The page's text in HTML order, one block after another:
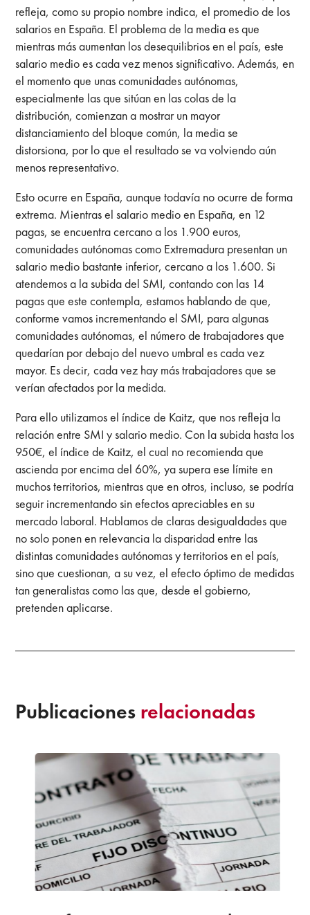
refleja, como su propio nombre indica, el promedio de los
salarios en España. El problema de la media es que
mientras más aumentan los desequilibrios en el país, este
salario medio es cada vez menos significativo. Además, en
el momento que unas comunidades autónomas,
especialmente las que sitúan en las colas de la
distribución, comienzan a mostrar un mayor
distanciamiento del bloque común, la media se
distorsiona, por lo que el resultado se va volviendo aún
menos representativo.
Esto ocurre en España, aunque todavía no ocurre de forma
extrema. Mientras el salario medio en España, en 12
pagas, se encuentra cercano a los 1.900 euros,
comunidades autónomas como Extremadura presentan un
salario medio bastante inferior, cercano a los 1.600. Si
atendemos a la subida del SMI, contando con las 14
pagas que este contempla, estamos hablando de que,
conforme vamos incrementando el SMI, para algunas
comunidades autónomas, el número de trabajadores que
quedarían por debajo del nuevo umbral es cada vez
mayor. Es decir, cada vez hay más trabajadores que se
verían afectados por la medida.
Para ello utilizamos el índice de Kaitz, que nos refleja la
relación entre SMI y salario medio. Con la subida hasta los
950€, el índice de Kaitz, el cual no recomienda que
ascienda por encima del 60%, ya supera ese límite en
muchos territorios, mientras que en otros, incluso, se podría
seguir incrementando sin efectos apreciables en su
mercado laboral. Hablamos de claras desigualdades que
no solo ponen en relevancia la disparidad entre las
distintas comunidades autónomas y territorios en el país,
sino que cuestionan, a su vez, el efecto óptimo de medidas
tan generalistas como las que, desde el gobierno,
pretenden aplicarse.
Publicaciones relacionadas